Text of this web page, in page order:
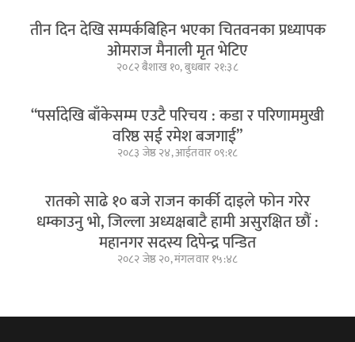
तीन दिन देखि सम्पर्कबिहिन भएका चितवनका प्रध्यापक
ओमराज मैनाली मृत भेटिए
२०८२ बैशाख १०, बुधबार २१:३८
“पर्सादेखि बाँकेसम्म एउटै परिचय : कडा र परिणाममुखी
वरिष्ठ सई रमेश बजगाई”
२०८३ जेष्ठ २४, आईतवार ०९:१८
रातको साढे १० बजे राजन कार्की दाइले फोन गरेर
धम्काउनु भो, जिल्ला अध्यक्षबाटै हामी असुरक्षित छौं :
महानगर सदस्य दिपेन्द्र पन्डित
२०८२ जेष्ठ २०, मंगलवार १५:४८